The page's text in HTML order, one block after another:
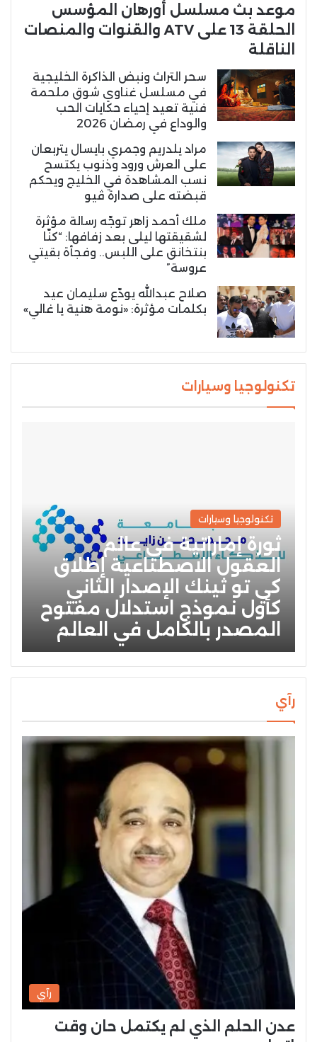
موعد بث مسلسل أورهان المؤسس
الحلقة 13 على ATV والقنوات والمنصات
الناقلة
سحر التراث ونبض الذاكرة الخليجية
في مسلسل غناوي شوق ملحمة
فنية تعيد إحياء حكايات الحب
والوداع في رمضان 2026
مراد يلدريم وجمري بايسال يتربعان
على العرش ورود وذنوب يكتسح
نسب المشاهدة في الخليج ويحكم
قبضته على صدارة ڤيو
ملك أحمد زاهر توجّه رسالة مؤثرة
لشقيقتها ليلى بعد زفافها: “كنّا
بنتخانق على اللبس.. وفجأة بقيتي
عروسة”
صلاح عبدالله يودّع سليمان عيد
بكلمات مؤثرة: «نومة هنية يا غالي»
تكنولوجيا وسيارات
تكنولوجيا وسيارات
ثورة إماراتية في عالم
العقول الاصطناعية إطلاق
كي تو ثينك الإصدار الثاني
كأول نموذج استدلال مفتوح
المصدر بالكامل في العالم
رآي
رآي
عدن الحلم الذي لم يكتمل حان وقت